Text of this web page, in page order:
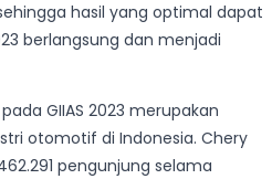
hasil yang optimal dapat
berlangsung dan menjadi
GIIAS 2023 merupakan
otomotif di Indonesia. Chery
pengunjung selama